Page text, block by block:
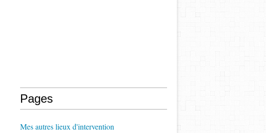
Pages
Mes autres lieux d'intervention